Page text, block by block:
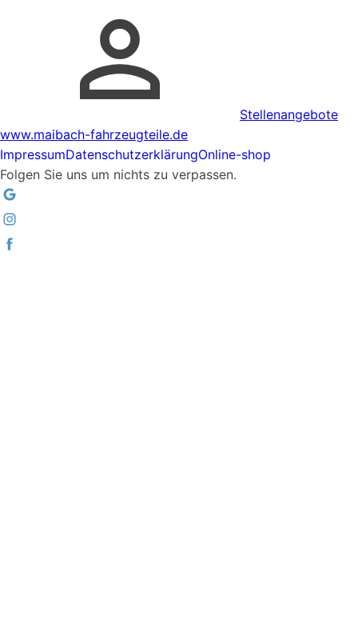
Stellenangebote
www.maibach-fahrzeugteile.de
ImpressumDatenschutzerklärungOnline-shop
Folgen Sie uns um nichts zu verpassen.